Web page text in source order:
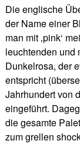
Die englische
der Name einer
man mit ‚pink‘
leuchtenden und
Dunkelrosa, der
entspricht
Jahrhundert von
eingeführt.
die gesamte
zum grellen